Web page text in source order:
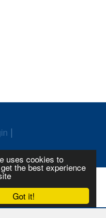
Got it!
uses cookies to
the best experience